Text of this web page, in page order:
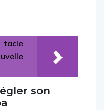
tacle
son